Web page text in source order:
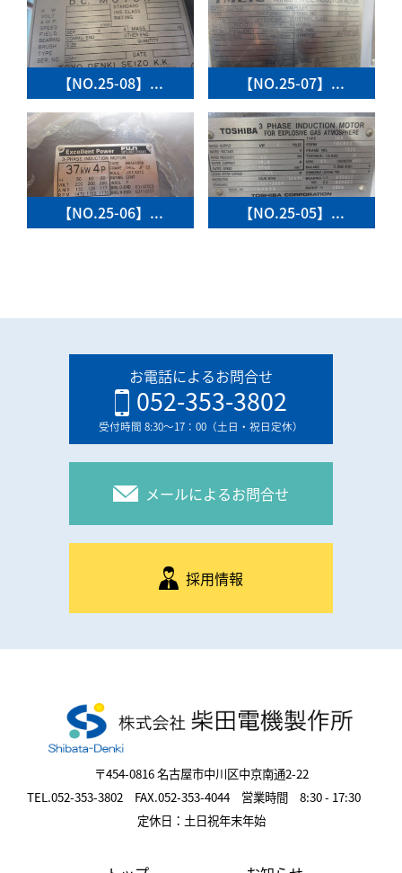
【NO.25-08】... 【NO.25-07】...
【NO.25-06】... 【NO.25-05】...
お電話によるお問合せ
052-353-3802
受付時間 8:30〜17：00（土日・祝日定休）
メールによるお問合せ
採用情報
〒454-0816 名古屋市中川区中京南通2-22
TEL.052-353-3802 FAX.052-353-4044 営業時間 8:30 - 17:30
定休日：土日祝年末年始